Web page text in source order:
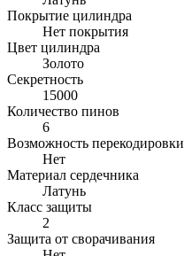
Покрытие цилиндра
Нет покрытия
Цвет цилиндра
Золото
Секретность
15000
Количество пинов
6
Возможность перекодировки
Нет
Материал сердечника
Латунь
Класс защиты
2
Защита от сворачивания